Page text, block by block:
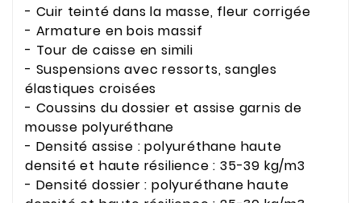
- Cuir teinté dans la masse, fleur corrigée
- Armature en bois massif
- Tour de caisse en simili
- Suspensions avec ressorts, sangles
élastiques croisées
- Coussins du dossier et assise garnis de
mousse polyuréthane
- Densité assise : polyuréthane haute
densité et haute résilience : 35-39 kg/m3
- Densité dossier : polyuréthane haute